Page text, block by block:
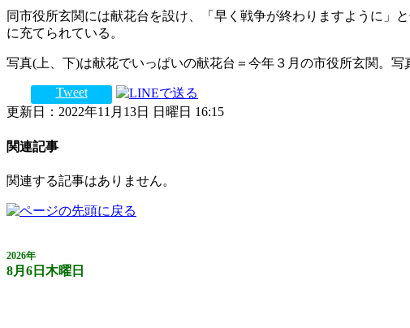
同市役所玄関には献花台を設け、「早く戦争が終わりますように」
に充てられている。
写真(上、下)は献花でいっぱいの献花台＝今年３月の市役所玄関。
Tweet
更新日：2022年11月13日 日曜日 16:15
関連記事
関連する記事はありません。
2026年
8月6日木曜日